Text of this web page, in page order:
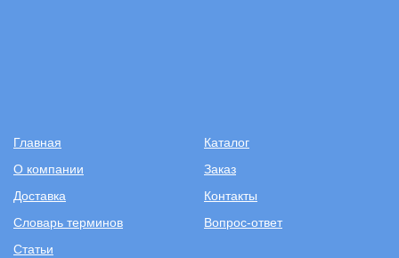
Главная
Каталог
О компании
Заказ
Доставка
Контакты
Словарь терминов
Вопрос-ответ
Статьи